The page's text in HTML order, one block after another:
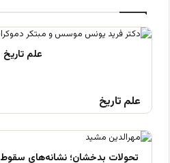
علم تاریخ